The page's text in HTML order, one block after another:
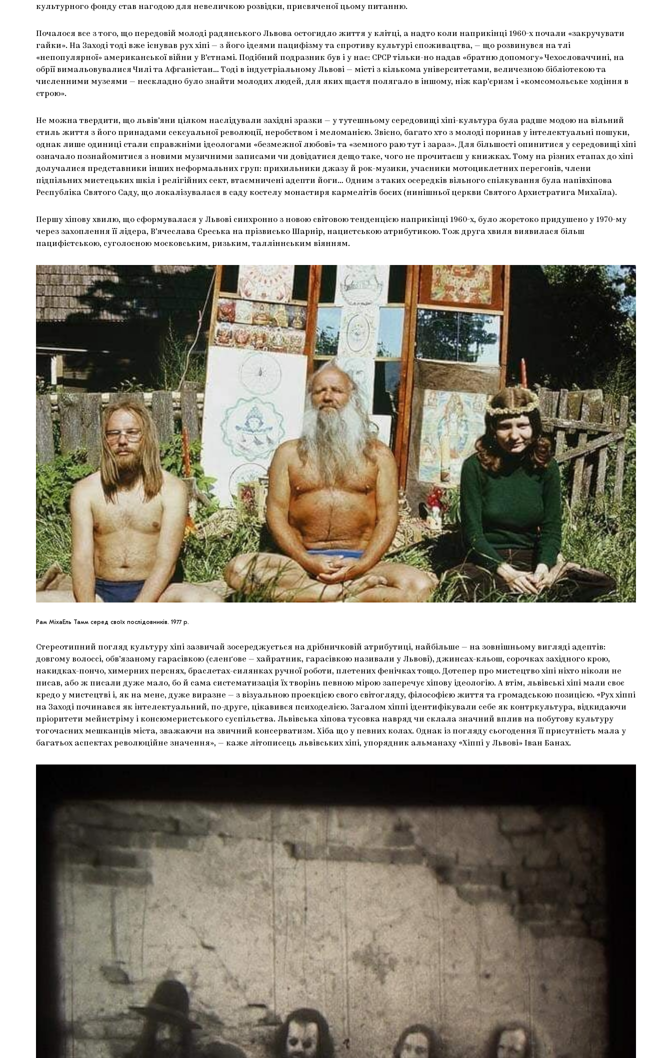
культурного фонду став нагодою для невеличкою розвідки, присвяченої цьому питанню.
Почалося все з того, що передовій молоді радянського Львова остогидло життя у клітці, а надто коли наприкінці 1960-х почали «закручувати
гайки». На Заході тоді вже існував рух хіпі — з його ідеями пацифізму та спротиву культурі споживацтва, — що розвинувся на тлі
«непопулярної» американської війни у В’єтнамі. Подібний подразник був і у нас: СРСР тільки-но надав «братню допомогу» Чехословаччині, на
обрії вимальовувалися Чилі та Афганістан… Тоді в індустріальному Львові — місті з кількома університетами, величезною бібліотекою та
численними музеями — нескладно було знайти молодих людей, для яких щастя полягало в іншому, ніж кар’єризм і «комсомольське ходіння в
строю».
Не можна твердити, що львів’яни цілком наслідували західні зразки — у тутешньому середовищі хіпі-культура була радше модою на вільний
стиль життя з його принадами сексуальної революції, неробством і меломанією. Звісно, багато хто з молоді поринав у інтелектуальні пошуки,
однак лише одиниці стали справжніми ідеологами «безмежної любові» та «земного раю тут і зараз». Для більшості опинитися у середовищі хіпі
означало познайомитися з новими музичними записами чи довідатися дещо таке, чого не прочитаєш у книжках. Тому на різних етапах до хіпі
долучалися представники інших неформальних груп: прихильники джазу й рок-музики, учасники мотоциклетних перегонів, члени
підпільних мистецьких шкіл і релігійних сект, втаємничені адепти йоги… Одним з таких осередків вільного спілкування була напівхіпова
Республіка Святого Саду, що локалізувалася в саду костелу монастиря кармелітів босих (нинішньої церкви Святого Архистратига Михаїла).
Першу хіпову хвилю, що сформувалася у Львові синхронно з новою світовою тенденцією наприкінці 1960-х, було жорстоко придушено у 1970-му
через захоплення її лідера, В’ячеслава Єреська на прізвисько Шарнір, нацистською атрибутикою. Тож друга хвиля виявилася більш
пацифістською, суголосною московським, ризьким, талліннським віянням.
Рам МіхаЕль Тамм серед своїх послідовників. 1977 р.
Стереотипний погляд культуру хіпі зазвичай зосереджується на дрібничковій атрибутиці, найбільше — на зовнішньому вигляді адептів:
довгому волоссі, обв’язаному гарасівкою (сленґове — хайратник, гарасівкою називали у Львові), джинсах-кльош, сорочках західного крою,
накидках-пончо, химерних перснях, браслетах-силянках ручної роботи, плетених фенічках тощо. Дотепер про мистецтво хіпі ніхто ніколи не
писав, або ж писали дуже мало, бо й сама систематизація їх творінь певною мірою заперечує хіпову ідеологію. А втім, львівські хіпі мали своє
кредо у мистецтві і, як на мене, дуже виразне — з візуальною проекцією свого світогляду, філософією життя та громадською позицією. «Рух хіппі
на Заході починався як інтелектуальний, по-друге, цікавився психоделією. Загалом хіппі ідентифікували себе як контркультура, відкидаючи
пріоритети мейнстріму і консюмеристського суспільства. Львівська хіпова тусовка навряд чи склала значний вплив на побутову культуру
тогочасних мешканців міста, зважаючи на звичний консерватизм. Хіба що у певних колах. Однак із погляду сьогодення її присутність мала у
багатьох аспектах революційне значення», — каже літописець львівських хіпі, упорядник альманаху «Хіппі у Львові» Іван Банах.